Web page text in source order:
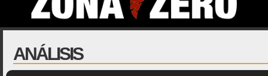
CONTENIDO
COMUNIDAD
FEEEDBACK
ANÁLISIS